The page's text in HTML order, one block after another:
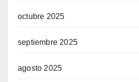
octubre 2025
septiembre 2025
agosto 2025